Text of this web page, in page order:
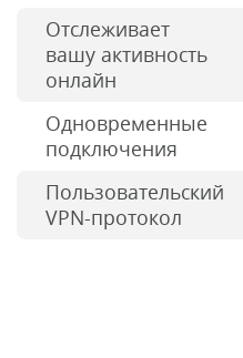
Отслеживает
вашу активность
онлайн
Одновременные
подключения
Пользовательский
VPN-протокол